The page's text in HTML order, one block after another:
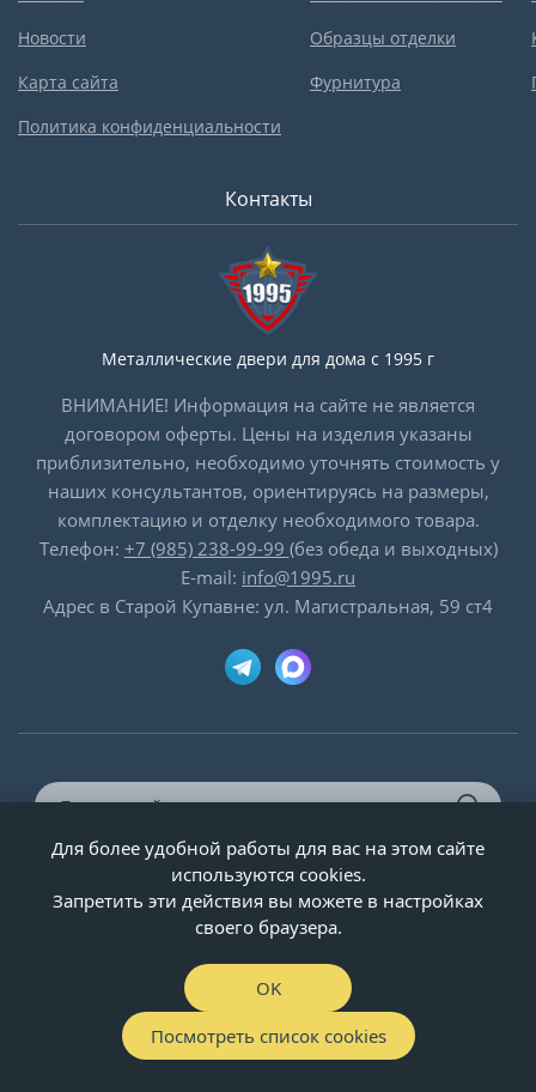
Новости
Карта сайта
Политика конфиденциальности
Образцы отделки
Фурнитура
Контакты
Металлические двери для дома с 1995 г
ВНИМАНИЕ! Информация на сайте не является
договором оферты. Цены на изделия указаны
приблизительно, необходимо уточнять стоимость у
наших консультантов, ориентируясь на размеры,
комплектацию и отделку необходимого товара.
Телефон: +7 (985) 238-99-99 (без обеда и выходных)
E-mail: info@1995.ru
Адрес в Старой Купавне: ул. Магистральная, 59 ст4
© ООО «Двери-и-точка», ИНН 5020092947, 1995-2026 г.
Для более удобной работы для вас на этом сайте
используются cookies.
Запретить эти действия вы можете в настройках
своего браузера.
OK
Посмотреть список cookies